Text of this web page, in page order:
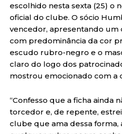
escolhido nesta sexta (25) o
oficial do clube. O sócio
vencedor, apresentando um
com predominância da cor
escudo rubro-negro e o
claro do logo dos
mostrou emocionado com a
“Confesso que a ficha ainda
torcedor e, de repente,
clube que ama dessa